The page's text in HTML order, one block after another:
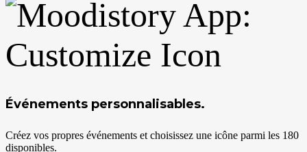
Événements personnalisables.
Créez vos propres événements et choisissez une icône parmi les 180
disponibles.